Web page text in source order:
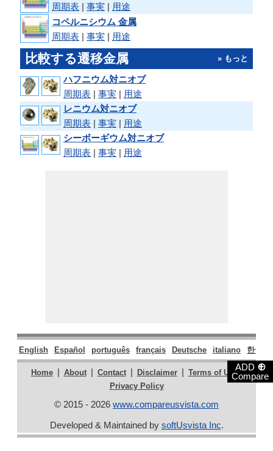
ADD ⊕
Compare
周期表 | 事実 | 用途
コペルニシウム 金属
周期表 | 事実 | 用途
比較する遷移金属 » もっと
ハフニウム対ニオブ
周期表 | 事実 | 用途
レニウム対ニオブ
周期表 | 事実 | 用途
シーボーギウム対ニオブ
周期表 | 事実 | 用途
English Español português français Deutsche italiano 한국어
Home | About | Contact | Disclaimer | Terms of Use |
Privacy Policy
© 2015 - 2026 www.compareusvista.com
Developed & Maintained by softUsvista Inc.